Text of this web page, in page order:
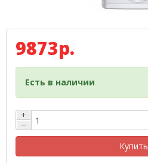
9873р.
Есть в наличии
+
−
Купить